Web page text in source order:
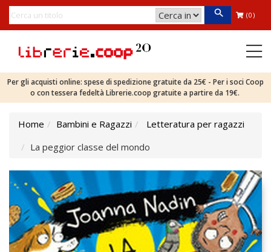
(0)
Per gli acquisti online: spese di spedizione gratuite da 25€ - Per i soci Coop
o con tessera fedeltà Librerie.coop gratuite a partire da 19€.
Home Bambini e Ragazzi
Letteratura per ragazzi
La peggior classe del mondo